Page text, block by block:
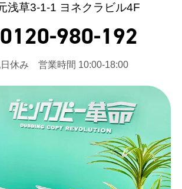
浅草3-1-1 ヨネクラビル4F
0120-980-192
休み 営業時間 10:00-18:00